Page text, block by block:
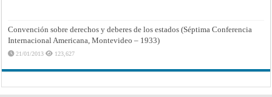
Convención sobre derechos y deberes de los estados (Séptima Conferencia
Internacional Americana, Montevideo – 1933)
21/01/2013 123,627